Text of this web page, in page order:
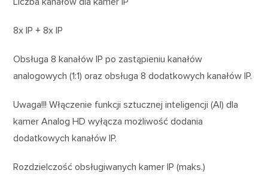
8x IP + 8x IP
Obsługa 8 kanałów IP po zastąpieniu kanałów
analogowych (1:1) oraz obsługa 8 dodatkowych kanałów IP.
Uwaga!!! Włączenie funkcji sztucznej inteligencji (AI) dla
kamer Analog HD wyłącza możliwość dodania
dodatkowych kanałów IP.
Rozdzielczość obsługiwanych kamer IP (maks.)